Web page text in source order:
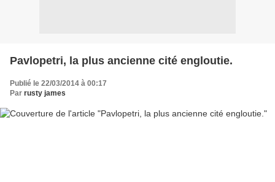
Pavlopetri, la plus ancienne cité engloutie.
Publié le 22/03/2014 à 00:17
Par rusty james